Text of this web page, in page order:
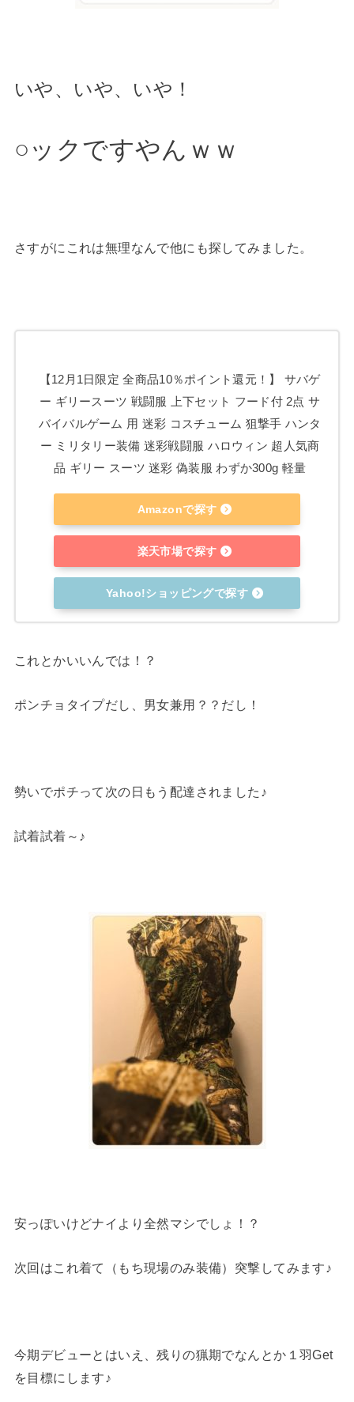
いや、いや、いや！
○ックですやんｗｗ
さすがにこれは無理なんで他にも探してみました。
【12月1日限定 全商品10％ポイント還元！】 サバゲ
ー ギリースーツ 戦闘服 上下セット フード付 2点 サ
バイバルゲーム 用 迷彩 コスチューム 狙撃手 ハンタ
ー ミリタリー装備 迷彩戦闘服 ハロウィン 超人気商
品 ギリー スーツ 迷彩 偽装服 わずか300g 軽量
Amazonで探す
楽天市場で探す
Yahoo!ショッピングで探す
これとかいいんでは！？
ポンチョタイプだし、男女兼用？？だし！
勢いでポチって次の日もう配達されました♪
試着試着～♪
安っぽいけどナイより全然マシでしょ！？
次回はこれ着て（もち現場のみ装備）突撃してみます♪
今期デビューとはいえ、残りの猟期でなんとか１羽Get
を目標にします♪